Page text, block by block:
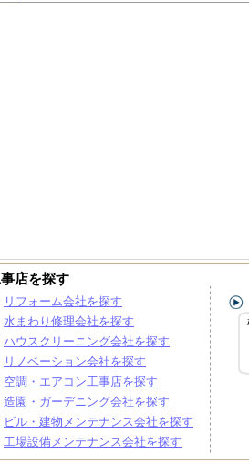
店を探す
リフォーム会社を探す
水まわり修理会社を探す
ハウスクリーニング会社を探す
リノベーション会社を探す
空調・エアコン工事店を探す
造園・ガーデニング会社を探す
ビル・建物メンテナンス会社を探す
工場設備メンテナンス会社を探す